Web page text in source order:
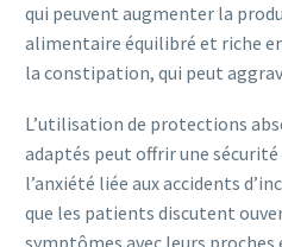
qui peuvent augmenter la
alimentaire équilibré et riche
la constipation, qui peut
L’utilisation de protections
adaptés peut offrir une
l’anxiété liée aux accidents
que les patients discutent
symptômes avec leurs